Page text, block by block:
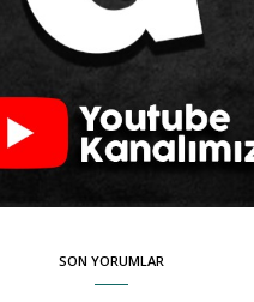
SON YORUMLAR